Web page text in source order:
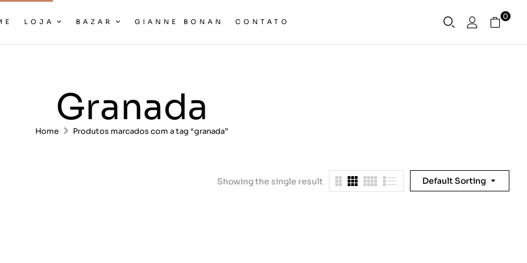
LOJA BAZAR GIANNE BONAN CONTATO
0
Granada
Home Produtos marcados com a tag “granada”
Default Sorting
Showing the single result